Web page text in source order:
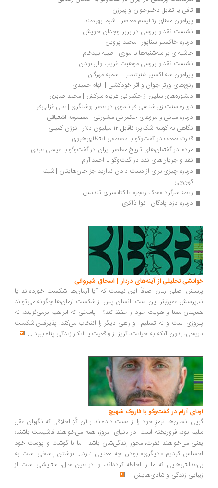
تافی یا تقابل دخترجوان و پیرزن
پیرامون معنای رئالیسم معاصر | شیما بهره‌مند
نشست نقد و بررسی در برابر وجدان خویش
درباره خاکستر سناپور | محمد پروین
حاشیه‌ای بر سه‌شنبه‌ها با موری | طیبه بیدخام
نشست نقد و بررسی موهبت غریب وال بودن
پیرامون سه اکسیر شنیتسلر |  سمیه مهرگان
رنج‌های ورتر جوان و اثر خودکشی | الهام حمیدی
دلشوره‌های سلین از حکمرانی غریزه سرکش | محمد صابری
درباره سنت زیباشناسی فرانسوی در عصر روشنگری | علی غزالی‌فر
درباره مبانی و مرزهای حکمرانی مشورتی | معصومه اشتیاقی
نگاهی به کوسه شکم‌پر؛ ناقابل ۱۲ میلیون دلار | نوژن کمیلی
قدرت ضعف در گفت‌وگو با مصطفی انتظاری‌هروی
مردم در گفتمان‌های تاریخ معاصر ایران در گفت‌وگو با عیسی عبدی
نقد و جریان‌های نقد در گفت‌وگو با احمد آرام
درباره چیزی برای از دست دادن ندارید جز جان‌هایتان | شبنم
کهن‌چی
رابطه سرگرد «جک ریچر» با کتابسرای تندیس
درباره دزد پادگان | نوا ذاکری
تحلیلی از آینه‌های دردار | اسحاق شیروانی
اصلی رمان صرفاً این نیست که آیا آرمان‌ها شکست خورده‌اند یا
عمیق‌تر این است: انسان پس از شکست آرمان‌ها چگونه می‌تواند
معنا و هویت خود را حفظ کند؟... پاسخی که ابراهیم برمی‌گزیند، نه
است و نه تسلیم. او راهی دیگر را انتخاب می‌کند: پذیرفتن شکست
بدون آنکه به خیانت، گریز از واقعیت یا انکار زندگی پناه ببرد...
آرام در گفت‌وگو با فاروک شهیچ‭
انسان‌ها ترمزِ خود را از دست داده‌اند و آن کُدِ اخلاقی که نگهبان عقل
بود، فروریخته است. در دنیای امروز، همه می‌خواهند فاشیست باشند؛
می‌خواهند نفرت، محورِ زندگی‌شان باشد... ما با گوشت و پوست خود
کردیم «دیگری» بودن چه معنایی دارد... نوشتن پاسخی است به
که ما را احاطه کرده‌اند، و در عین حال، ستایشی است از
زندگی و شادی‌هایش...